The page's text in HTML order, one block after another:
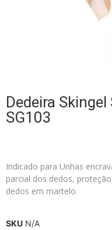
Dedeira
SG103
Indicado para Unhas
parcial dos dedos,
dedos em martelo.
SKU N/A